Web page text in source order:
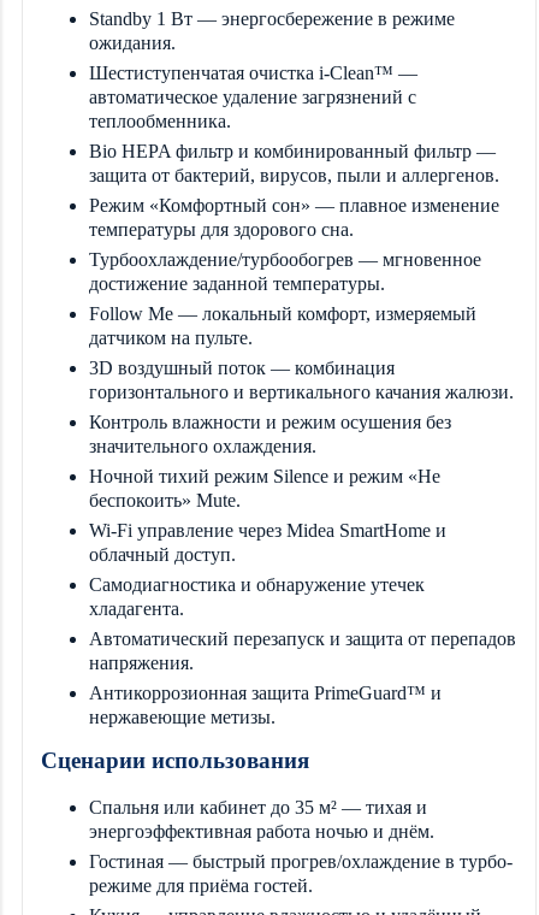
Standby 1 Вт — энергосбережение в режиме
ожидания.
Шестиступенчатая очистка i-Clean™ —
автоматическое удаление загрязнений с
теплообменника.
Bio HEPA фильтр и комбинированный фильтр —
защита от бактерий, вирусов, пыли и аллергенов.
Режим «Комфортный сон» — плавное изменение
температуры для здорового сна.
Турбоохлаждение/турбообогрев — мгновенное
достижение заданной температуры.
Follow Me — локальный комфорт, измеряемый
датчиком на пульте.
3D воздушный поток — комбинация
горизонтального и вертикального качания жалюзи.
Контроль влажности и режим осушения без
значительного охлаждения.
Ночной тихий режим Silence и режим «Не
беспокоить» Mute.
Wi-Fi управление через Midea SmartHome и
облачный доступ.
Самодиагностика и обнаружение утечек
хладагента.
Автоматический перезапуск и защита от перепадов
напряжения.
Антикоррозионная защита PrimeGuard™ и
нержавеющие метизы.
Сценарии использования
Спальня или кабинет до 35 м² — тихая и
энергоэффективная работа ночью и днём.
Гостиная — быстрый прогрев/охлаждение в турбо-
режиме для приёма гостей.